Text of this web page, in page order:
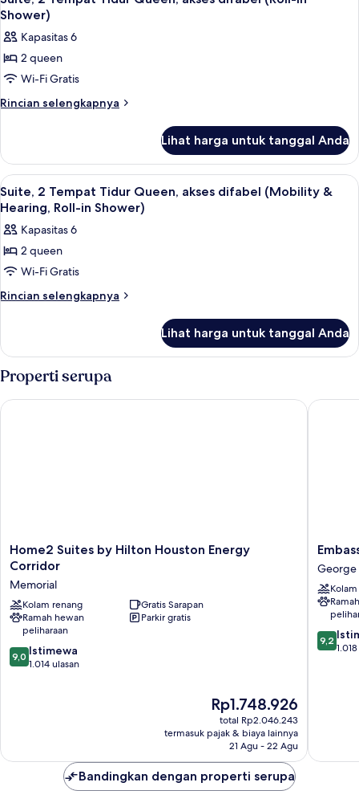
Shower)
Kapasitas 6
2 queen
Wi-Fi Gratis
Rincian selengkapnya
Rincian
Suite,
Tempat
Tidur
akses
difabel
In
Shower)
Lihat harga untuk tanggal Anda
Lihat
semua
foto
untuk
Suite,
2
Tempat
akses
difabel
(Mobility
&
Suite, 2 Tempat Tidur Queen, akses
3
Suite, 2 Tempat Tidur Queen, akses difabel (Mobility &
Hearing, Roll-in Shower)
Kapasitas 6
2 queen
Wi-Fi Gratis
Rincian selengkapnya
Rincian
Suite,
2
Tempat
Tidur
Queen,
Lihat harga untuk tanggal Anda
Properti serupa
Home2
Suites
Hilton
Houston
Energy
Corridor
Memorial
Home2 Suites by Hilton Houston Energy
Corridor
Memorial
Kolam renang
Gratis Sarapan
Ramah hewan
peliharaan
Parkir gratis
9.0
dari
9,0 Istimewa
1.014 ulasan
Harga
sekarang
Rp1.748.926
Rp1.748.926
total Rp2.046.243
termasuk pajak & biaya lainnya
21 Agu - 22 Agu
Home2 Suites by Hilton Houston Energy Corridor
Suites
by
Hilton
Houston
West
-
Katy
George
9.2
dari
9,2
Bandingkan dengan properti serupa